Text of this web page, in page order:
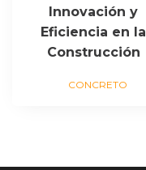
Innovación y
Eficiencia en la
Construcción
CONCRETO